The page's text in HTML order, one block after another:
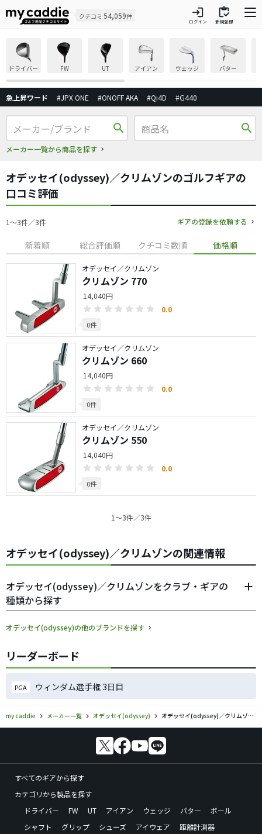
クチコミ 54,059件 login
ログイン
inventory
新規登録
ドライバー FW UT アイアン ウェッジ パター
急上昇ワード #JPX ONE #ONOFF AKA #Qi4D #G440
search
メーカー一覧から商品を探す
search
オデッセイ(odyssey)／クリムゾンのゴルフギアの
口コミ評価
1〜3件／3件 ギアの登録を依頼する
新着順 総合評価順 クチコミ数順 価格順
オデッセイ／クリムゾン
クリムゾン 770
14,040円
0.0
0件
オデッセイ／クリムゾン
クリムゾン 660
14,040円
0.0
0件
オデッセイ／クリムゾン
クリムゾン 550
14,040円
0.0
0件
1〜3件／3件
オデッセイ(odyssey)／クリムゾンの関連情報
オデッセイ(odyssey)／クリムゾンをクラブ・ギアの
種類から探す
オデッセイ(odyssey)の他のブランドを探す
リーダーボード
PGA ウィンダム選手権 3日目
my caddie メーカー一覧 オデッセイ(odyssey) オデッセイ(odyssey)／クリムゾンのゴルフギアの口コミ評価
すべてのギアから探す
カテゴリから製品を探す
ドライバー
FW UT アイアン ウェッジ パター
ボール
シャフト
グリップ シューズ アイウェア
距離計測器